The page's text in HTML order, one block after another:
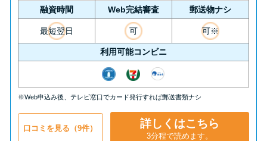
融資時間 Web完結審査 郵送物ナシ
最短翌日 可 可※
利用可能コンビニ
※Web申込み後、テレビ窓口でカード発行すれば郵送書類ナシ
口コミを見る（9件） 詳しくはこちら
3分程で読めます。